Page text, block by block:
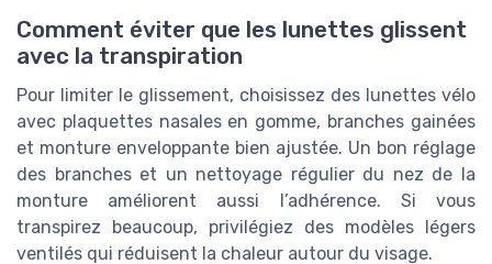
Comment éviter que les lunettes glissent
avec la transpiration
Pour limiter le glissement, choisissez des lunettes vélo
avec plaquettes nasales en gomme, branches gainées
et monture enveloppante bien ajustée. Un bon réglage
des branches et un nettoyage régulier du nez de la
monture améliorent aussi l’adhérence. Si vous
transpirez beaucoup, privilégiez des modèles légers
ventilés qui réduisent la chaleur autour du visage.